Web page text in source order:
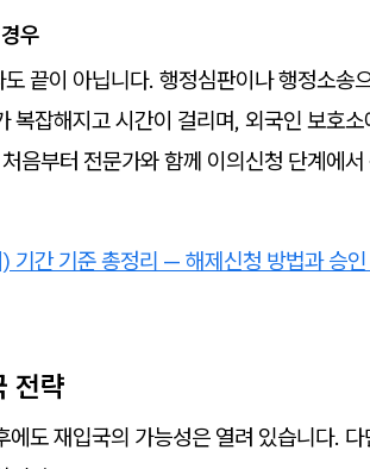
우
끝이 아닙니다. 행정심판이나 행정소송
복잡해지고 시간이 걸리며, 외국인 보호
음부터 전문가와 함께 이의신청 단계에
기간 기준 총정리 — 해제신청 방법과 승인
전략
에도 재입국의 가능성은 열려 있습니다.